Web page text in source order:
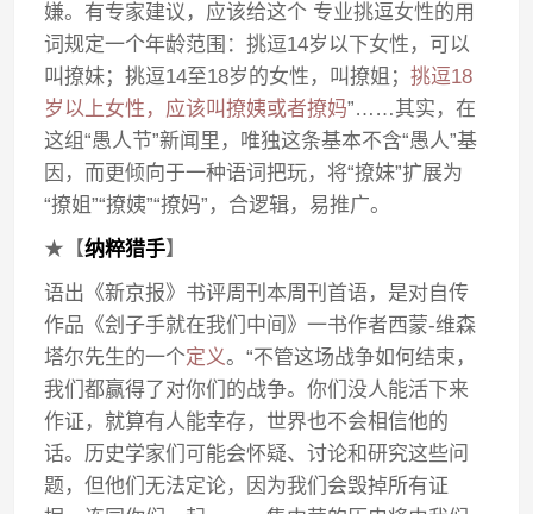
嫌。有专家建议，应该给这个 专业挑逗女性的用
词规定一个年龄范围：挑逗14岁以下女性，可以
叫撩妹；挑逗14至18岁的女性，叫撩姐；挑逗18
岁以上女性，应该叫撩姨或者撩妈”……其实，在
这组“愚人节”新闻里，唯独这条基本不含“愚人”基
因，而更倾向于一种语词把玩，将“撩妹”扩展为
“撩姐”“撩姨”“撩妈”，合逻辑，易推广。
★【纳粹猎手】
语出《新京报》书评周刊本周刊首语，是对自传
作品《刽子手就在我们中间》一书作者西蒙-维森
塔尔先生的一个定义。“不管这场战争如何结束，
我们都赢得了对你们的战争。你们没人能活下来
作证，就算有人能幸存，世界也不会相信他的
话。历史学家们可能会怀疑、讨论和研究这些问
题，但他们无法定论，因为我们会毁掉所有证